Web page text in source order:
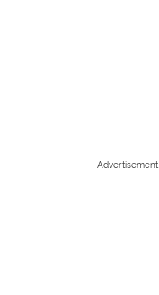
Advertisement